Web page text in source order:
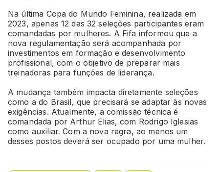
Na última Copa do Mundo Feminina, realizada em
2023, apenas 12 das 32 seleções participantes eram
comandadas por mulheres. A Fifa informou que a
nova regulamentação será acompanhada por
investimentos em formação e desenvolvimento
profissional, com o objetivo de preparar mais
treinadoras para funções de liderança.
A mudança também impacta diretamente seleções
como a do Brasil, que precisará se adaptar às novas
exigências. Atualmente, a comissão técnica é
comandada por Arthur Elias, com Rodrigo Iglesias
como auxiliar. Com a nova regra, ao menos um
desses postos deverá ser ocupado por uma mulher.